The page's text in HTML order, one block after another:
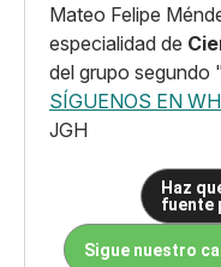
Mateo Felipe
especialidad de
del grupo segundo
SÍGUENOS EN
JGH
Haz
fuente
Sigue nuestro